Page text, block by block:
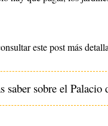
este post más
saber sobre el Palacio